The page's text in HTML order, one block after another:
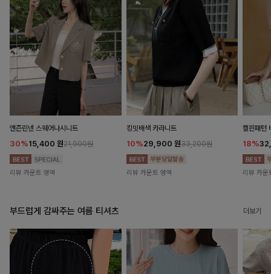
앤즌린넨 스퀘어나시니트
30%15,400 원21,900원
리뷰 카운트 영역
킹밋배색 카라니트
10%29,900 원33,200원
리뷰 카운트 영역
캘핀패턴
18%
리뷰 카운
부드럽게 감싸주는 여름 티셔츠 더보기